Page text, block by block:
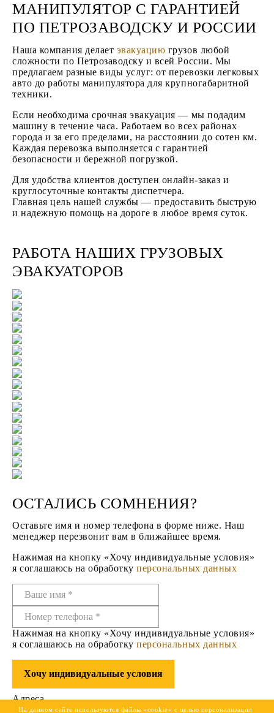
МАНИПУЛЯТОР С ГАРАНТИЕЙ
ПО ПЕТРОЗАВОДСКУ И РОССИИ
Наша компания делает эвакуацию грузов любой
сложности по Петрозаводску и всей России. Мы
предлагаем разные виды услуг: от перевозки легковых
авто до работы манипулятора для крупногабаритной
техники.
Если необходима срочная эвакуация — мы подадим
машину в течение часа. Работаем во всех районах
города и за его пределами, на расстоянии до сотен км.
Каждая перевозка выполняется с гарантией
безопасности и бережной погрузкой.
Для удобства клиентов доступен онлайн-заказ и
круглосуточные контакты диспетчера.
Главная цель нашей службы — предоставить быструю
и надежную помощь на дороге в любое время суток.
РАБОТА НАШИХ ГРУЗОВЫХ
ЭВАКУАТОРОВ
ОСТАЛИСЬ СОМНЕНИЯ?
Оставьте имя и номер телефона в форме ниже. Наш
менеджер перезвонит вам в ближайшее время.
Нажимая на кнопку «Хочу индивидуальные условия»
я соглашаюсь на обработкуперсональных данных
Нажимая на кнопку «Хочу индивидуальные условия»
я соглашаюсь на обработкуперсональных данных
Хочу индивидуальные условия
Адреса
На данном сайте используются файлы «cookie» с целью персонализации